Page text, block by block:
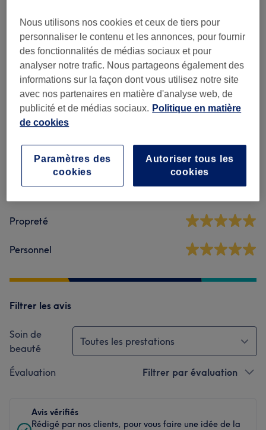
Réflexologie Et Massage Assis (2) à partir de 35 €
Massages D'Exceptions (3) à partir de 80 €
Avis sur l'établissement
4,8 48 avis
Propreté
Personnel
Filtrer les avis
Soin de
beauté
Toutes les prestations
Évaluation Filtrer par évaluation
Avis vérifiés
Rédigé par nos clients, pour vous faire une idée de la
Nous utilisons nos cookies et ceux de tiers pour
personnaliser le contenu et les annonces, pour fournir
des fonctionnalités de médias sociaux et pour
analyser notre trafic. Nous partageons également des
informations sur la façon dont vous utilisez notre site
avec nos partenaires en matière d'analyse web, de
publicité et de médias sociaux. Politique en matière
de cookies
Autoriser tous les
cookies
Paramètres des
cookies